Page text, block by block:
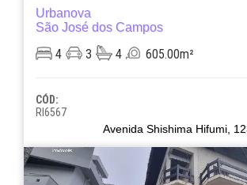
Urbanova
São José dos Campos
4 3 4 605.00m²
CÓD:
RI6567
Avenida Shishima Hifumi,